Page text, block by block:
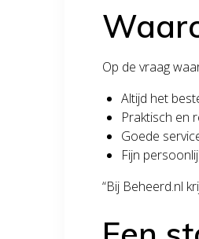
Op de vraag
Altijd het
Praktisch en
Goede
Fijn
“Bij Beheerd.nl